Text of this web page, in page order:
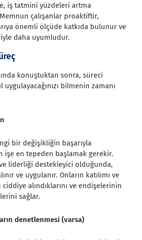
iş tatmini yüzdeleri artma
çalışanlar proaktiftir,
önemli ölçüde katkıda bulunur ve
daha uyumludur.
konuştuktan sonra, süreci
bilmenin zamanı
bir değişikliğin başarıyla
işe en tepeden başlamak gerekir.
liderliği destekleyici olduğunda,
ve uygulanır. Onların katılımı ve
ciddiye alındıklarını ve endişelerinin
sağlar.
denetlenmesi (varsa)